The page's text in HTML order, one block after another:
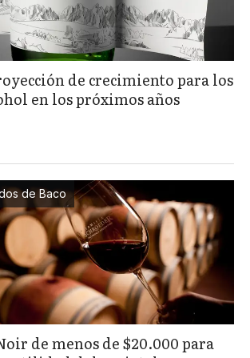
de crecimiento para los
en los próximos años
de Baco
de menos de $20.000 para